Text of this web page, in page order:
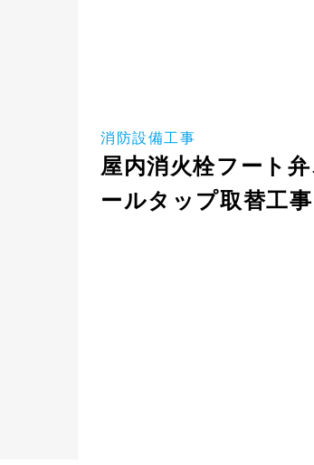
消防設備工事
屋内消火栓フート
ールタップ取替工事